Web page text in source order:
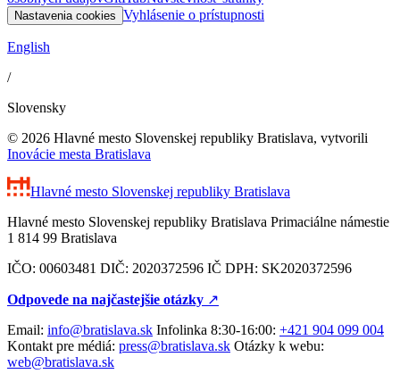
Nastavenia cookies Vyhlásenie o prístupnosti
English
/
Slovensky
© 2026 Hlavné mesto Slovenskej republiky Bratislava, vytvorili
Inovácie mesta Bratislava
Hlavné mesto Slovenskej republiky Bratislava
Hlavné mesto Slovenskej republiky Bratislava Primaciálne námestie
1 814 99 Bratislava
IČO: 00603481 DIČ: 2020372596 IČ DPH: SK2020372596
Odpovede na najčastejšie otázky ↗︎
Email: info@bratislava.sk Infolinka 8:30-16:00: +421 904 099 004
Kontakt pre médiá: press@bratislava.sk Otázky k webu:
web@bratislava.sk